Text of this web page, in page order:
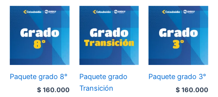
Paquete grado 8°
$ 160.000
Paquete grado
Transición
Paquete grado 3°
$ 160.000